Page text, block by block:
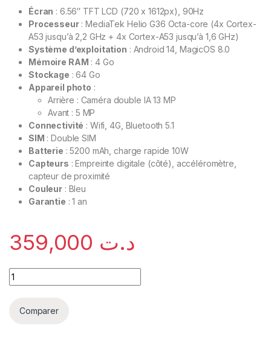
Écran : 6.56″ TFT LCD (720 x 1612px), 90Hz
Processeur: MediaTek Helio G36 Octa-core (4x Cortex-
A53 jusqu’à 2,2 GHz + 4x Cortex-A53 jusqu’à 1,6 GHz)
Système d’exploitation : Android 14, MagicOS 8.0
Mémoire RAM : 4 Go
Stockage : 64 Go
Appareil photo :
Arrière : Caméra double IA 13 MP
Avant : 5 MP
Connectivité : Wifi, 4G, Bluetooth 5.1
SIM : Double SIM
Batterie : 5200 mAh, charge rapide 10W
Capteurs : Empreinte digitale (côté), accéléromètre,
capteur de proximité
Couleur : Bleu
Garantie : 1 an
د.ت
Comparer